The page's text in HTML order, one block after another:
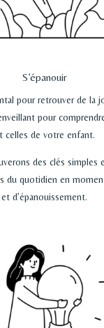
S’épanouir
pour retrouver de la
pour
celles de votre enfant.
des clés simples
du quotidien en
et d’épanouissement.